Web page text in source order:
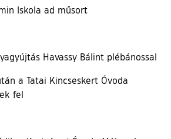
Iskola ad műsort
Havassy Bálint plébánossal
a Tatai Kincseskert Óvoda
fel